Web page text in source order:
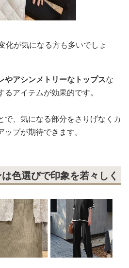
化が気になる方も多いでしょ
やアシンメトリーなトップスな
アイテムが効果的です。
で、気になる部分をさりげなくカ
プが期待できます。
色選びで印象を若々しく